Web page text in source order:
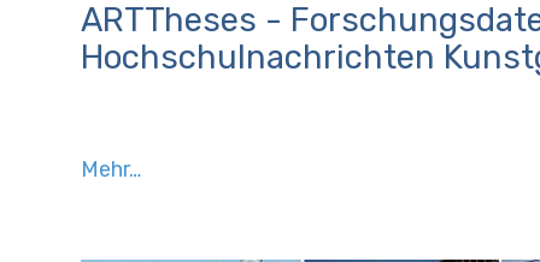
ARTTheses -
Hochschulnachrichten
Mehr…